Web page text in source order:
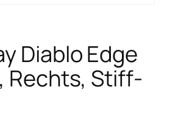
Diablo Edge
Rechts, Stiff-